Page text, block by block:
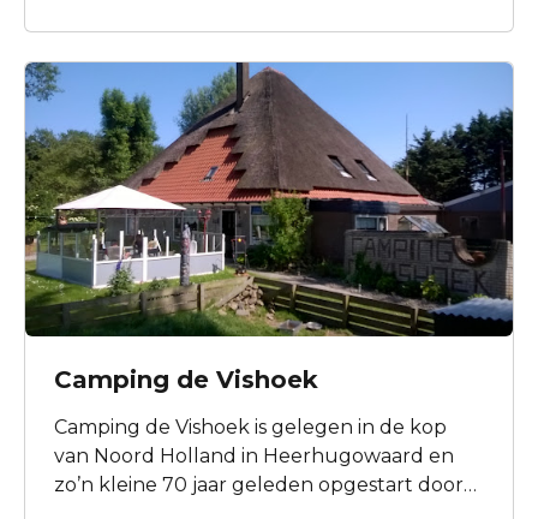
campingvilla’s aan. De campingvilla’s zijn dan
ook het gehele jaar te boeken & te
bezoeken!
Camping de Vishoek
Camping de Vishoek is gelegen in de kop
van Noord Holland in Heerhugowaard en
zo’n kleine 70 jaar geleden opgestart door